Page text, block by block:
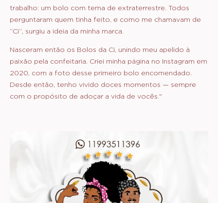
trabalho: um bolo com tema de extraterrestre. Todos
perguntaram quem tinha feito, e como me chamavam de
“Ci”, surgiu a ideia da minha marca.
Nasceram então os Bolos da Ci, unindo meu apelido à
paixão pela confeitaria. Criei minha página no Instagram em
2020, com a foto desse primeiro bolo encomendado.
Desde então, tenho vivido doces momentos — sempre
com o propósito de adoçar a vida de vocês."